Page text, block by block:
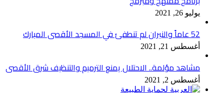
يوليو 26, 2021
52 عاماً والنيران لم تنطفئ في المسجد الأقصى المبارك
أغسطس 21, 2021
مشاهد مؤلمة.. الاحتلال يمنع الترميم والتنظيف شرق الأقصى
أغسطس 2, 2021